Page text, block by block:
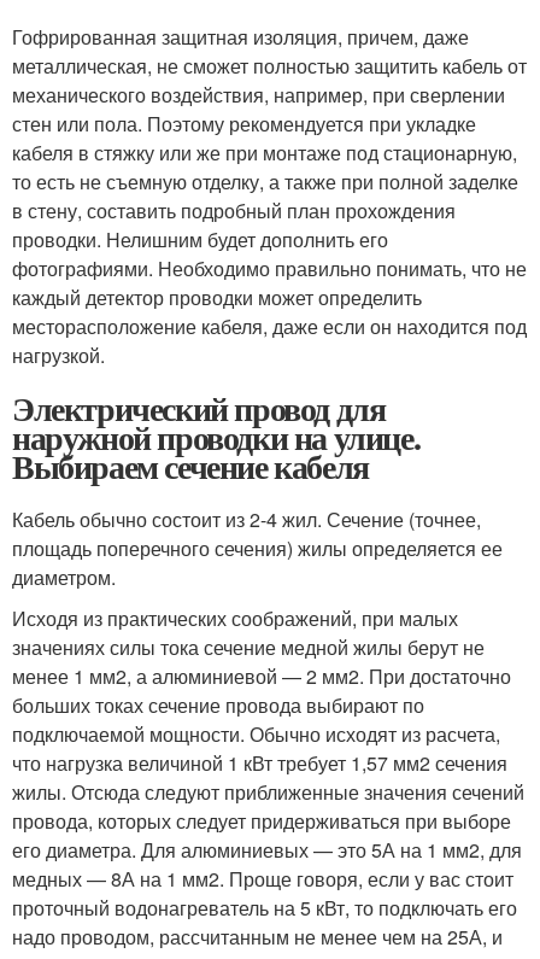
Гофрированная защитная изоляция, причем, даже
металлическая, не сможет полностью защитить кабель от
механического воздействия, например, при сверлении
стен или пола. Поэтому рекомендуется при укладке
кабеля в стяжку или же при монтаже под стационарную,
то есть не съемную отделку, а также при полной заделке
в стену, составить подробный план прохождения
проводки. Нелишним будет дополнить его
фотографиями. Необходимо правильно понимать, что не
каждый детектор проводки может определить
месторасположение кабеля, даже если он находится под
нагрузкой.
Электрический провод для
наружной проводки на улице.
Выбираем сечение кабеля
Кабель обычно состоит из 2-4 жил. Сечение (точнее,
площадь поперечного сечения) жилы определяется ее
диаметром.
Исходя из практических соображений, при малых
значениях силы тока сечение медной жилы берут не
менее 1 мм2, а алюминиевой — 2 мм2. При достаточно
больших токах сечение провода выбирают по
подключаемой мощности. Обычно исходят из расчета,
что нагрузка величиной 1 кВт требует 1,57 мм2 сечения
жилы. Отсюда следуют приближенные значения сечений
провода, которых следует придерживаться при выборе
его диаметра. Для алюминиевых — это 5А на 1 мм2, для
медных — 8А на 1 мм2. Проще говоря, если у вас стоит
проточный водонагреватель на 5 кВт, то подключать его
надо проводом, рассчитанным не менее чем на 25А, и